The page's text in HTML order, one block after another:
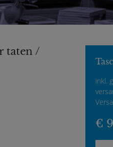
taten /
inkl.
€